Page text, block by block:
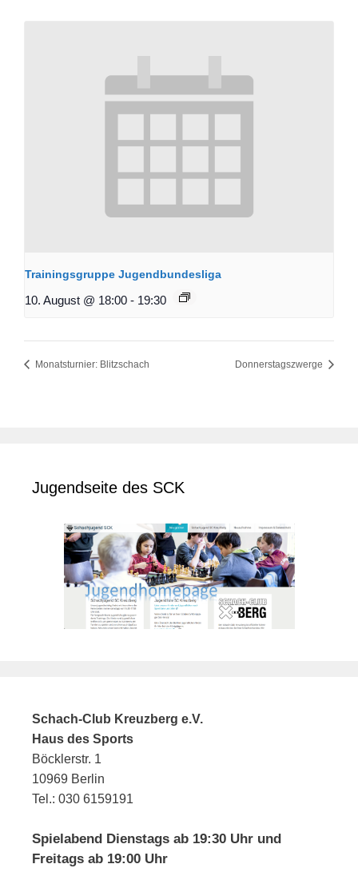
Trainingsgruppe Jugendbundesliga
10. August @ 18:00 - 19:30
Monatsturnier: Blitzschach Donnerstagszwerge
Jugendseite des SCK
Schach-Club Kreuzberg e.V.
Haus des Sports
Böcklerstr. 1
10969 Berlin
Tel.: 030 6159191
Spielabend Dienstags ab 19:30 Uhr und
Freitags ab 19:00 Uhr